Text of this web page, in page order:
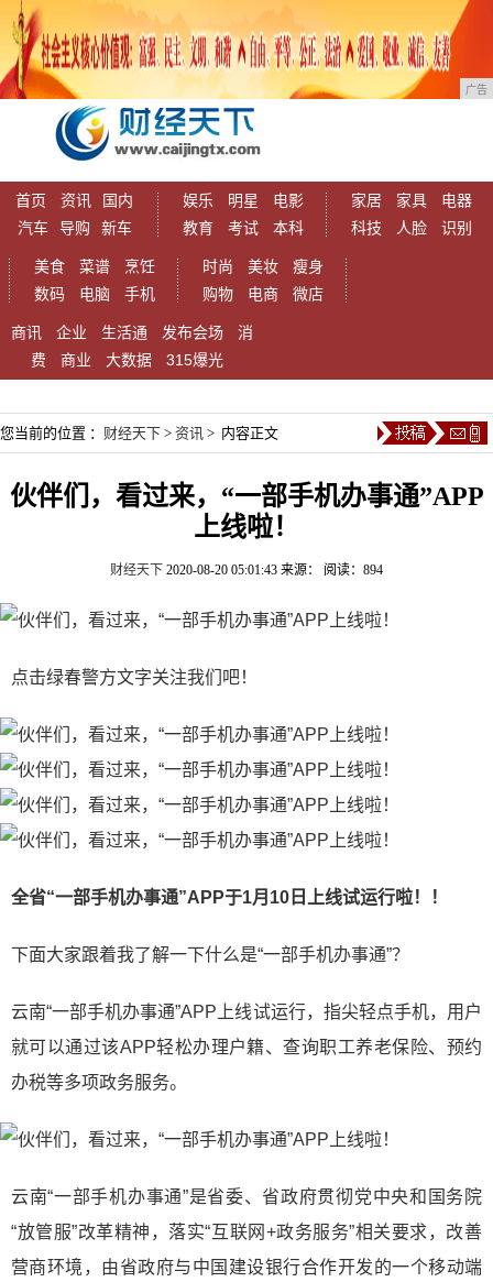
广告
首页 资讯
国内
汽车
导购 新车
娱乐 明星
电影
教育
考试 本科
家居 家具
电器
科技
人脸 识别
美食 菜谱
烹饪
数码
电脑 手机
时尚 美妆
瘦身
购物
电商 微店
商讯 企业 生活通 发布会场
消
费
商业 大数据 315爆光
您当前的位置 ： 财经天下 > 资讯 > 内容正文
伙伴们，看过来，“一部手机办事通”APP
上线啦！
财经天下 2020-08-20 05:01:43 来源： 阅读：894
点击绿春警方文字关注我们吧！
全省“一部手机办事通”APP于1月10日上线试运行啦！！
下面大家跟着我了解一下什么是“一部手机办事通”？
云南“一部手机办事通”APP上线试运行，指尖轻点手机，用户
就可以通过该APP轻松办理户籍、查询职工养老保险、预约
办税等多项政务服务。
云南“一部手机办事通”是省委、省政府贯彻党中央和国务院
“放管服”改革精神，落实“互联网+政务服务”相关要求，改善
营商环境，由省政府与中国建设银行合作开发的一个移动端